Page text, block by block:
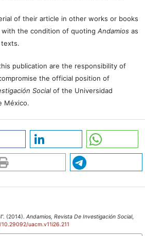
of their article in other works or books
the condition of quoting Andamiosas
publication are the responsibility of
the official position of
Social of the Universidad
México.
(2014). Andamios, Revista De Investigación Social,
uacm.v11i26.211